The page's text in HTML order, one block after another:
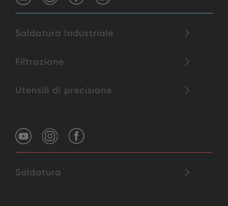
Saldatura Industriale
Filtrazione
Utensili di precisione
Saldatura